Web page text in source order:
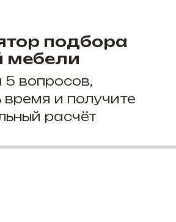
подбора
мебели
5 вопросов,
время и получите
расчёт